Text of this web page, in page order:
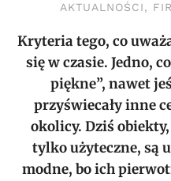
AKTUALNOŚCI,
Kryteria tego, co
się w czasie. Jedno,
piękne”, nawet
przyświecały inne
okolicy. Dziś
tylko użyteczne, są
modne, bo ich